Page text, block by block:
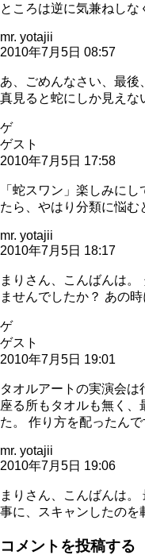
ところは逆に気兼ねしな
mr. yotajii
2010年7月5日 08:57
あ、ごめんなさい、最後
真見ると蛇にしか見えな
ゲ
ゲスト
2010年7月5日 17:58
「蛇スワン」楽しみに
たら、やはり分類に悩む
mr. yotajii
2010年7月5日 18:17
まりさん、こんばんは。
ませんでしたか？ あの
ゲ
ゲスト
2010年7月5日 19:01
タオルアートの実演会
座る所もタオルも無く
た。 作り方を配ったん
mr. yotajii
2010年7月5日 19:06
まりさん、こんばんは
事に、スキャンしたのを
コメントを投稿する